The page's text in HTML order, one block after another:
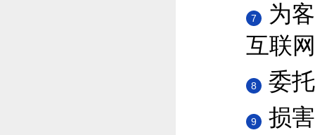
7
为
互联
8 委
9 损